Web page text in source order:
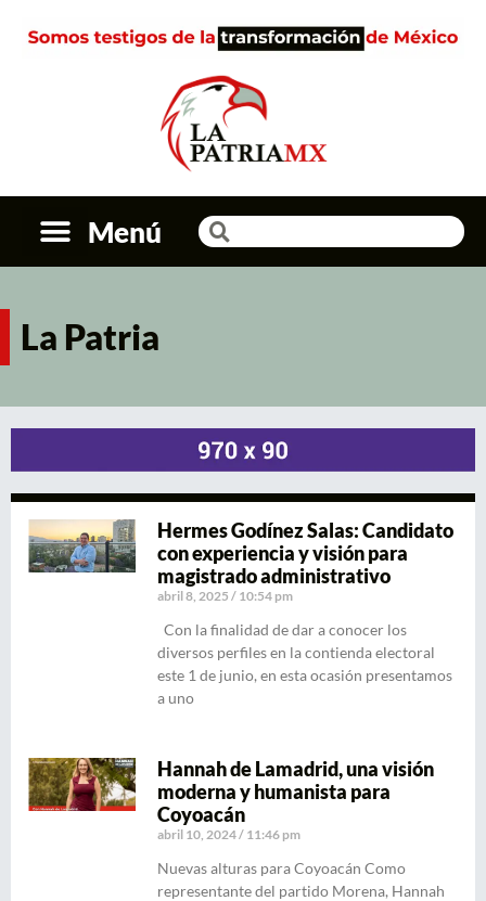
Menú
La Patria
Hermes Godínez Salas: Candidato
con experiencia y visión para
magistrado administrativo
abril 8, 2025 10:54 pm
Con la finalidad de dar a conocer los
diversos perfiles en la contienda electoral
este 1 de junio, en esta ocasión presentamos
a uno
Hannah de Lamadrid, una visión
moderna y humanista para
Coyoacán
abril 10, 2024 11:46 pm
Nuevas alturas para Coyoacán Como
representante del partido Morena, Hannah